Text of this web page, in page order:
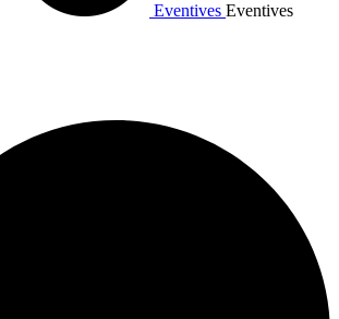
Eventives Eventives